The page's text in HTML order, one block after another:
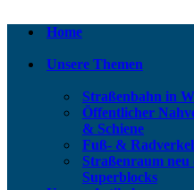
Home
Unsere Themen
Straßenbahn in
Öffentlicher
& Schiene
Fuß- &
Straßenraum neu
Superblocks